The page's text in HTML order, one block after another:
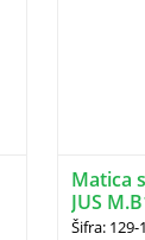
Matica
JUS
Šifra: 129-